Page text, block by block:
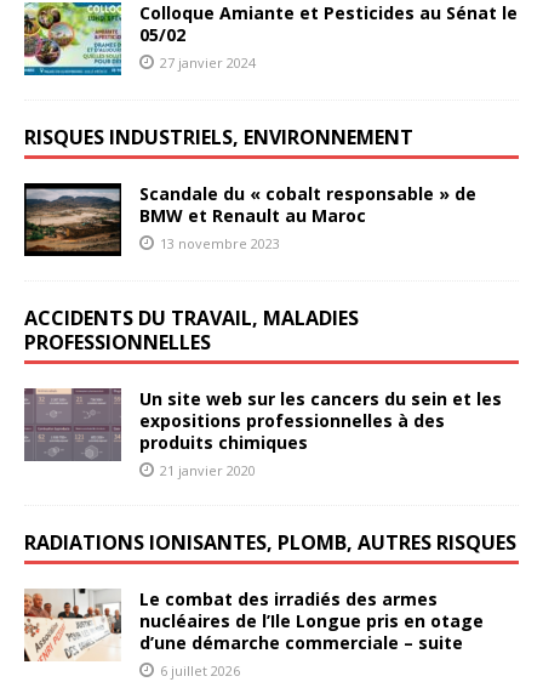
Colloque Amiante et Pesticides au Sénat le
05/02
27 janvier 2024
RISQUES INDUSTRIELS, ENVIRONNEMENT
Scandale du « cobalt responsable » de
BMW et Renault au Maroc
13 novembre 2023
ACCIDENTS DU TRAVAIL, MALADIES
PROFESSIONNELLES
Un site web sur les cancers du sein et les
expositions professionnelles à des
produits chimiques
21 janvier 2020
RADIATIONS IONISANTES, PLOMB, AUTRES RISQUES
Le combat des irradiés des armes
nucléaires de l’Ile Longue pris en otage
d’une démarche commerciale – suite
6 juillet 2026